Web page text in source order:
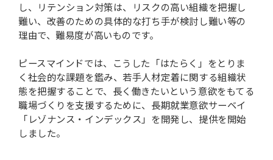
し、リテンション対策は、リスクの高い組織を把握し
難い、改善のための具体的な打ち手が検討し難い等の
理由で、難易度が高いものです。
ピースマインドでは、こうした「はたらく」をとりま
く社会的な課題を鑑み、若手人材定着に関する組織状
態を把握することで、長く働きたいという意欲をもてる
職場づくりを支援するために、長期就業意欲サーベイ
「レゾナンス・インデックス」を開発し、提供を開始
しました。